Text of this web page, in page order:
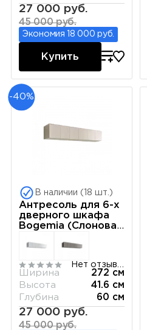
27 000 руб.
45 000 руб.
Экономия 18 000 руб.
Купить
-40%
В наличии (18 шт.)
Антресоль для 6-х
дверного шкафа
Bogemia (Слоновая
Ширина
272 см
Высота
41.6 см
Глубина
60 см
27 000 руб.
45 000 руб.